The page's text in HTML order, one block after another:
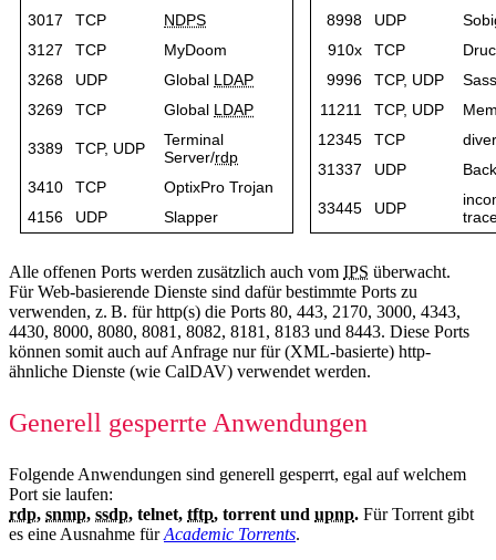
3017
TCP
NDPS
3127
TCP
MyDoom
3268
UDP Global LDAP
3269
TCP Global LDAP
3389 TCP, UDP
Terminal
Server/rdp
3410
TCP
OptixPro Trojan
4156
UDP Slapper
8998
UDP
910x
TCP
9996
TCP, UDP
11211
TCP, UDP
12345
TCP
31337
UDP
33445 UDP
Alle offenen Ports werden zusätzlich auch vom IPS überwacht.
Für Web-basierende Dienste sind dafür bestimmte Ports zu
verwenden, z. B. für http(s) die Ports 80, 443, 2170, 3000, 4343,
4430, 8000, 8080, 8081, 8082, 8181, 8183 und 8443. Diese Ports
können somit auch auf Anfrage nur für (XML-basierte) http-
ähnliche Dienste (wie CalDAV) verwendet werden.
Generell gesperrte Anwendungen
Folgende Anwendungen sind generell gesperrt, egal auf welchem
Port sie laufen:
rdp, snmp, ssdp, telnet, tftp, torrent und upnp. Für Torrent gibt
es eine Ausnahme fürAcademic Torrents.